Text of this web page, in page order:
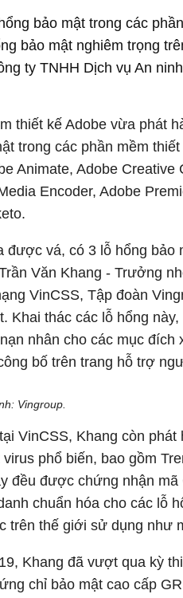
bảo mật trong các
bảo mật nghiêm trọng
ty TNHH Dịch vụ An
thiết kế Adobe vừa phát
trong các phần mềm
Animate, Adobe Creative
Encoder, Adobe
được vá, có 3 lỗ hổng bảo
Văn Khang - Trưởng
VinCSS, Tập đoàn
Khai thác các lỗ hổng
nhân cho các mục đích
bố trên trang hỗ trợ
Vingroup.
VinCSS, Khang còn
phổ biến, bao gồm
đều được chứng nhận
chuẩn hóa cho các lỗ
trên thế giới sử dụng như
Khang đã vượt qua kỳ
chỉ bảo mật cao cấp